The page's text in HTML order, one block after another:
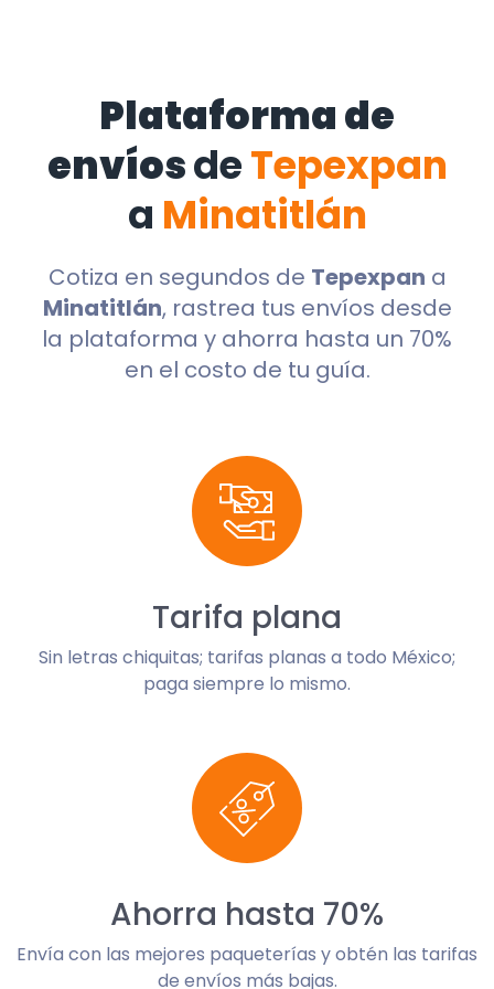
Plataforma de
envíosdeTepexpan
a Minatitlán
Cotiza en segundos de Tepexpan a
Minatitlán, rastrea tus envíos desde
la plataforma y ahorra hasta un 70%
en el costo de tu guía.
Tarifa plana
Sin letras chiquitas; tarifas planas a todo México;
paga siempre lo mismo.
Ahorra hasta 70%
Envía con las mejores paqueterías y obtén las tarifas
de envíos más bajas.